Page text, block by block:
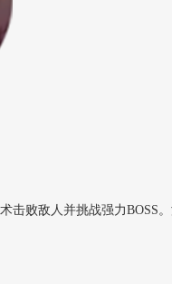
击败敌人并挑战强力